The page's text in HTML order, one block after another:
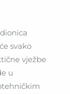
svako
vježbe
u